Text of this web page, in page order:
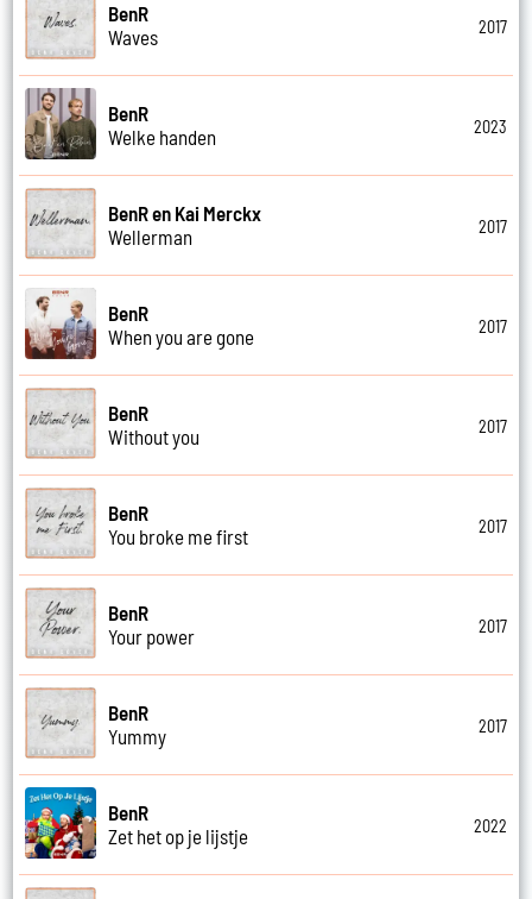
BenR
Waves
2017
BenR
Welke handen
2023
BenR en Kai Merckx
Wellerman
2017
BenR
When you are gone
2017
BenR
Without you
2017
BenR
You broke me first
2017
BenR
Your power
2017
BenR
Yummy
2017
BenR
Zet het op je lijstje
2022